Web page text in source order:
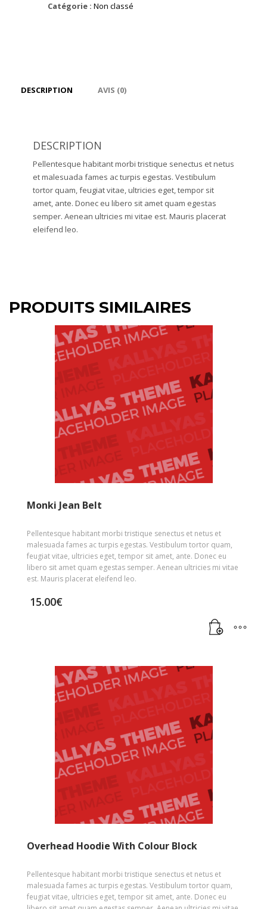
Catégorie : Non classé
DESCRIPTION AVIS (0)
DESCRIPTION
Pellentesque habitant morbi tristique senectus et netus
et malesuada fames ac turpis egestas. Vestibulum
tortor quam, feugiat vitae, ultricies eget, tempor sit
amet, ante. Donec eu libero sit amet quam egestas
semper. Aenean ultricies mi vitae est. Mauris placerat
eleifend leo.
PRODUITS SIMILAIRES
Monki Jean Belt
Pellentesque habitant morbi tristique senectus et netus et
malesuada fames ac turpis egestas. Vestibulum tortor quam,
feugiat vitae, ultricies eget, tempor sit amet, ante. Donec eu
libero sit amet quam egestas semper. Aenean ultricies mi vitae
est. Mauris placerat eleifend leo.
15.00€
Overhead Hoodie With Colour Block
Pellentesque habitant morbi tristique senectus et netus et
malesuada fames ac turpis egestas. Vestibulum tortor quam,
feugiat vitae, ultricies eget, tempor sit amet, ante. Donec eu